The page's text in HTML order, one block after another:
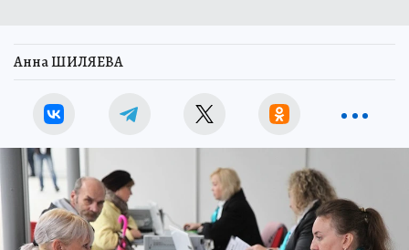
Анна ШИЛЯЕВА